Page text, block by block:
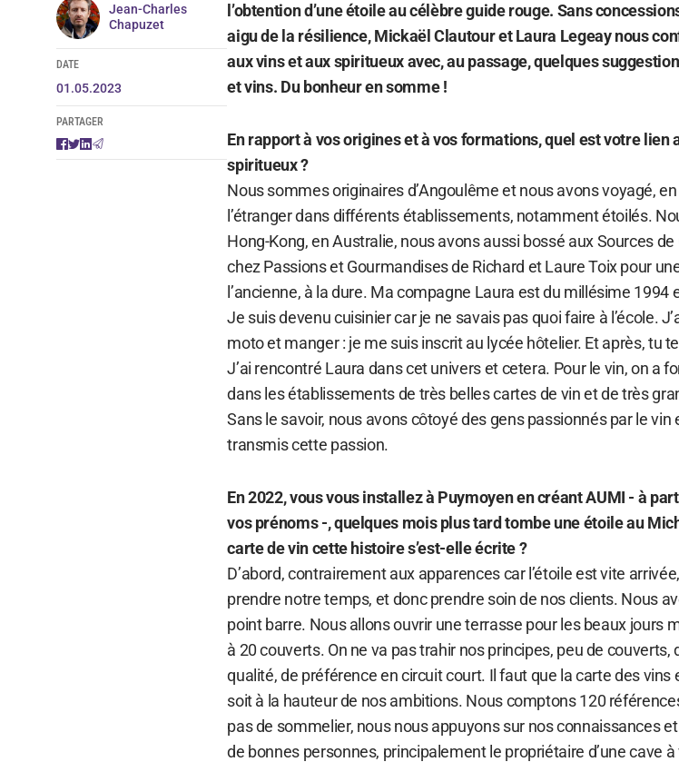
Jean-Charles
Chapuzet
DATE
01.05.2023
PARTAGER
l’obtention d’une étoile au célèbre guide rouge. Sans
aigu de la résilience, Mickaël Clautour et Laura Legeay nous
aux vins et aux spiritueux avec,au passage, quelques
et vins. Du bonheur en somme !
En rapport à vos origines et à vos formations, quel est votre lien
spiritueux ?
Nous sommes originaires d’Angoulême et nous avons voyagé,
l’étranger dans différents établissements, notamment étoilés.
Hong-Kong, en Australie, nous avons aussi bossé aux Sources
chez Passions et Gourmandises de Richard et Laure Toix pour
l’ancienne, à la dure. Ma compagne Laura est du millésime 1994
Je suis devenu cuisinier car je ne savais pas quoi faire à l’école.
moto et manger : je me suis inscrit au lycée hôtelier. Et après, tu
J’ai rencontré Laura dans cet univers et cetera. Pour le vin, on a
dans les établissements de très belles cartes de vin et de très
Sans le savoir, nous avons côtoyé des gens passionnés par le vin
transmis cette passion.
En 2022, vous vous installez à Puymoyen en créant AUMI - à
vos prénoms -, quelques mois plus tard tombe une étoile au
carte de vin cette histoire s’est-elle écrite ?
D’abord, contrairement aux apparences car l’étoile est vite
prendre notre temps, et donc prendre soin de nos clients. Nous
point barre. Nous allons ouvrir une terrasse pour les beaux jours
à 20 couverts. On ne va pas trahir nos principes, peu de couverts,
qualité, de préférence en circuit court. Il faut que la carte des vins
soit à la hauteur de nos ambitions. Nous comptons 120
pas de sommelier, nous nous appuyons sur nos connaissances
de bonnes personnes, principalement le propriétaire d’une cave à